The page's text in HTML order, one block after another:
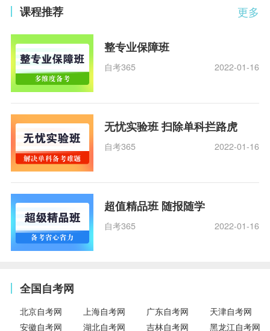
更多
课程推荐
整专业保障班
自考365 2022-01-16
无忧实验班 扫除单科拦路虎
自考365 2022-01-16
超值精品班 随报随学
自考365 2022-01-16
全国自考网
北京自考网 上海自考网 广东自考网
天津自考网
安徽自考网
湖北自考网 吉林自考网 黑龙江自考网